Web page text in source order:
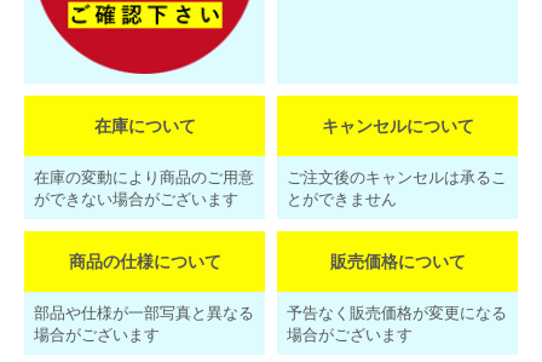
在庫について
在庫の変動により商品のご用意
ができない場合がございます
キャンセルについて
ご注文後のキャンセルは承るこ
とができません
商品の仕様について
部品や仕様が一部写真と異なる
場合がございます
販売価格について
予告なく販売価格が変更になる
場合がございます